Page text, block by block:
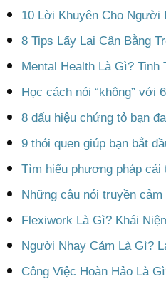
10 Lời Khuyên Cho Người
8 Tips Lấy Lại Cân Bằng
Mental Health Là Gì?
Học cách nói “không” với
8 dấu hiệu chứng tỏ bạn
9 thói quen giúp bạn bắt
Tìm hiểu phương pháp
Những câu nói truyền
Flexiwork Là Gì? Khái
Người Nhạy Cảm Là Gì?
Công Việc Hoàn Hảo Là